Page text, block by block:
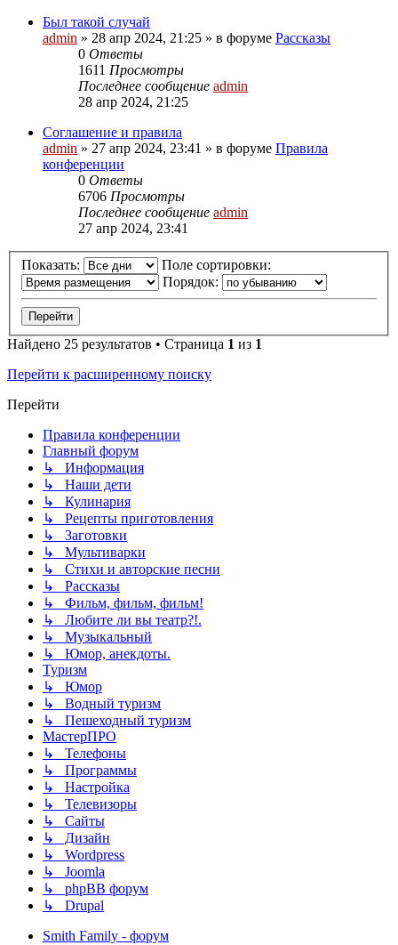
Был такой случай
admin » 28 апр 2024, 21:25 » в форуме Рассказы
0 Ответы
1611 Просмотры
Последнее сообщение admin
28 апр 2024, 21:25
Соглашение и правила
admin » 27 апр 2024, 23:41 » в форуме Правила
конференции
0 Ответы
6706 Просмотры
Последнее сообщение admin
27 апр 2024, 23:41
Показать:
Поле сортировки:
Порядок:
Найдено 25 результатов • Страница 1 из 1
Перейти к расширенному поиску
Перейти
Правила конференции
Главный форум
↳ Информация
↳ Наши дети
↳ Кулинария
↳ Рецепты приготовления
↳ Заготовки
↳ Мультиварки
↳ Стихи и авторские песни
↳ Рассказы
↳ Фильм, фильм, фильм!
↳ Любите ли вы театр?!.
↳ Музыкальный
↳ Юмор, анекдоты.
Туризм
↳ Юмор
↳ Водный туризм
↳ Пешеходный туризм
МастерПРО
↳ Телефоны
↳ Программы
↳ Настройка
↳ Телевизоры
↳ Сайты
↳ Дизайн
↳ Wordpress
↳ Joomla
↳ phpBB форум
↳ Drupal
Smith Family - форум